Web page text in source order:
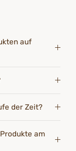
auf
der Zeit?
am